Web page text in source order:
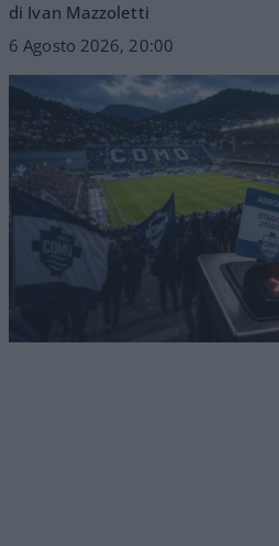
di Ivan Mazzoletti
6 Agosto 2026, 20:00